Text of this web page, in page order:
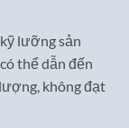
lưỡng sản
thể dẫn đến
không đạt